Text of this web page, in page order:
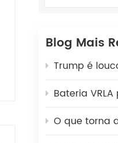
Blog Mais
Trump é louco
Bateria VRLA para estações de energia
O que torna a Kaiyying um parceiro global